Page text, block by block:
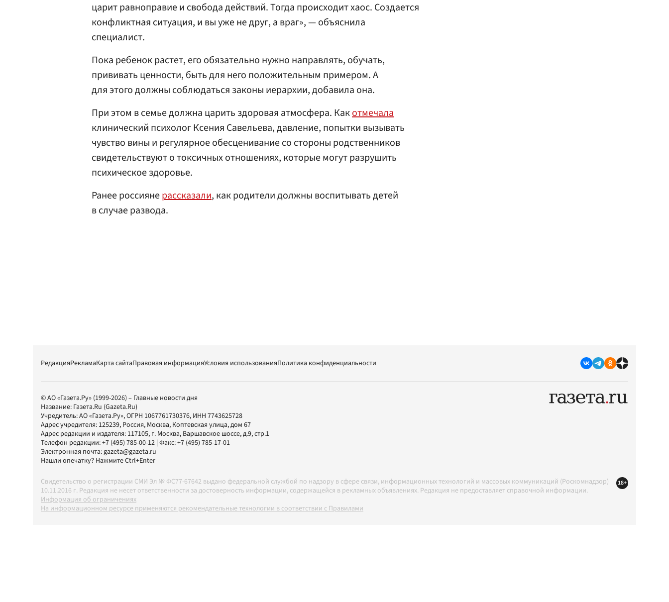
царит равноправие и свобода действий. Тогда происходит хаос. Создается
конфликтная ситуация, и вы уже не друг, а враг», — объяснила
специалист.
Пока ребенок растет, его обязательно нужно направлять, обучать,
прививать ценности, быть для него положительным примером. А
для этого должны соблюдаться законы иерархии, добавила она.
При этом в семье должна царить здоровая атмосфера. Какотмечала
клинический психолог Ксения Савельева, давление, попытки вызывать
чувство вины и регулярное обесценивание со стороны родственников
свидетельствуют о токсичных отношениях, которые могут разрушить
психическое здоровье.
Ранее россиянерассказали, как родители должны воспитывать детей
в случае развода.
РедакцияРекламаКарта сайтаПравовая информацияУсловия использованияПолитика конфиденциальности
© АО «Газета.Ру» (1999-2026) – Главные новости дня
Название: Газета.Ru (Gazeta.Ru)
Учредитель:АО «Газета.Ру», ОГРН 1067761730376, ИНН 7743625728
Адрес учредителя: 125239, Россия, Москва, Коптевская улица, дом 67
Адрес редакции и издателя: 117105, г. Москва, Варшавское шоссе, д.9, стр.1
Телефон редакции:+7 (495) 785-00-12 | Факс:+7 (495) 785-17-01
Электронная почта:gazeta@gazeta.ru
Нашли опечатку? Нажмите Ctrl+Enter
Свидетельство о регистрации СМИ Эл № ФС77-67642 выдано федеральной службой по надзору в сфере связи, информационных технологий и массовых коммуникаций (Роскомнадзор)
10.11.2016 г. Редакция не несет ответственности за достоверность информации, содержащейся в рекламных объявлениях. Редакция не предоставляет справочной информации.
Информация об ограничениях
На информационном ресурсе применяются рекомендательные технологии в соответствии с Правилами
18+